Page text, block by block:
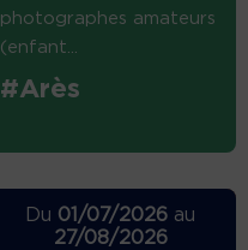
photographes amateurs
(enfant...
#Arès
Du 01/07/2026 au
27/08/2026